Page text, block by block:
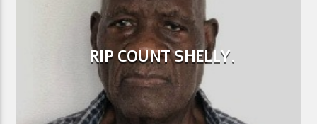
Planeta Reggae
RIP COUNT SHELLY.